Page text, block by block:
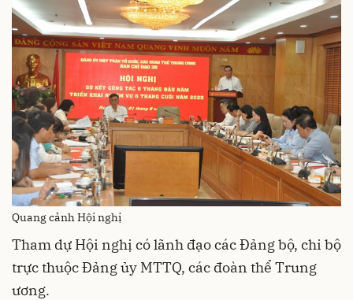
Quang cảnh Hội nghị
Tham dự Hội nghị có lãnh đạo các Đảng bộ, chi bộ
trực thuộc Đảng ủy MTTQ, các đoàn thể Trung
ương.